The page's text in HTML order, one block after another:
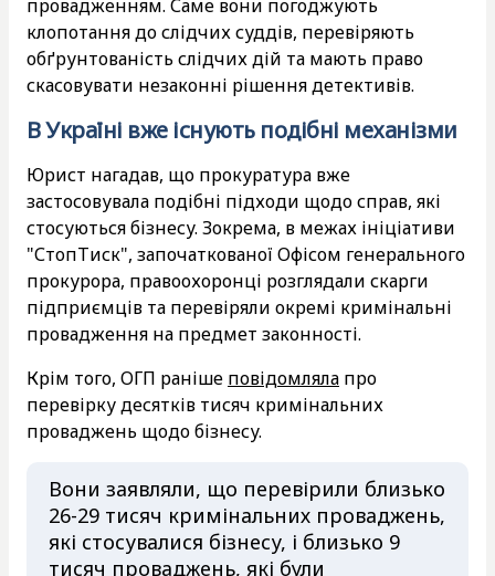
провадженням. Саме вони погоджують
клопотання до слідчих суддів, перевіряють
обґрунтованість слідчих дій та мають право
скасовувати незаконні рішення детективів.
В Україні вже існують подібні механізми
Юрист нагадав, що прокуратура вже
застосовувала подібні підходи щодо справ, які
стосуються бізнесу. Зокрема, в межах ініціативи
"СтопТиск", започаткованої Офісом генерального
прокурора, правоохоронці розглядали скарги
підприємців та перевіряли окремі кримінальні
провадження на предмет законності.
Крім того, ОГП раніше повідомляла про
перевірку десятків тисяч кримінальних
проваджень щодо бізнесу.
Вони заявляли, що перевірили близько
26-29 тисяч кримінальних проваджень,
які стосувалися бізнесу, і близько 9
тисяч проваджень, які були